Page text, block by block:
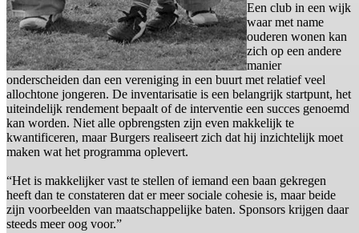
Een club in een wijk
waar met name
ouderen wonen kan
zich op een andere
manier
onderscheiden dan een vereniging in een buurt met relatief veel
allochtone jongeren. De inventarisatie is een belangrijk startpunt, het
uiteindelijk rendement bepaalt of de interventie een succes genoemd
kan worden. Niet alle opbrengsten zijn even makkelijk te
kwantificeren, maar Burgers realiseert zich dat hij inzichtelijk moet
maken wat het programma oplevert.
“Het is makkelijker vast te stellen of iemand een baan gekregen
heeft dan te constateren dat er meer sociale cohesie is, maar beide
zijn voorbeelden van maatschappelijke baten. Sponsors krijgen daar
steeds meer oog voor.”